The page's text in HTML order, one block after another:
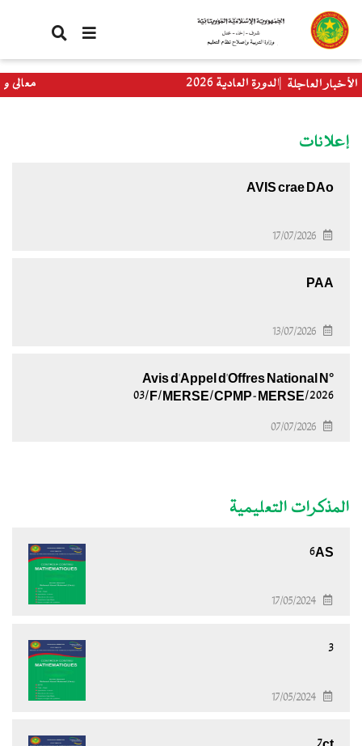
تجاوز
إلى
المحتوى
الرئيسي
الأخبار العاجلة
الدورة العادية 2026
معالي وزيرة
إعلانات
AVIS crae DAo
17/07/2026
PAA
13/07/2026
Avis d'Appel d'Offres National N°
03/F/MERSE/CPMP-MERSE/2026
07/07/2026
المذكرات التعليمية
6AS
17/05/2024
3
17/05/2024